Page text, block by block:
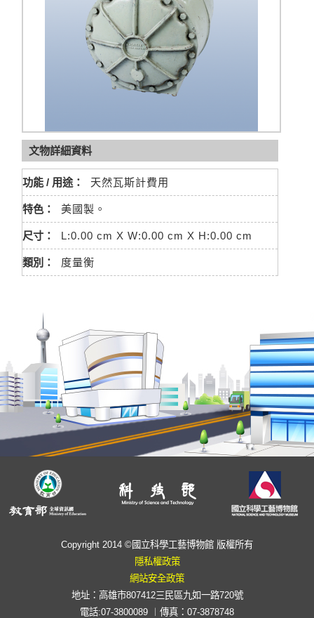
文物詳細資料
功能 / 用途： 天然瓦斯計費用
特色： 美國製。
尺寸： L:0.00 cm X W:0.00 cm X H:0.00 cm
類別： 度量衡
Copyright 2014 ©國立科學工藝博物館 版權所有
隱私權政策
網站安全政策
地址：高雄市807412三民區九如一路720號
電話:07-3800089 ︱傳真：07-3878748